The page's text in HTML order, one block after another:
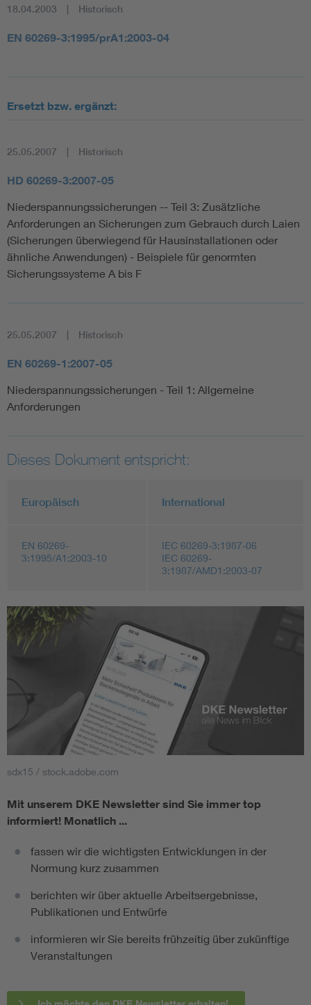
18.04.2003 Historisch
EN 60269-3:1995/prA1:2003-04
Ersetzt bzw. ergänzt:
25.05.2007 Historisch
HD 60269-3:2007-05
Niederspannungssicherungen -- Teil 3: Zusätzliche
Anforderungen an Sicherungen zum Gebrauch durch Laien
(Sicherungen überwiegend für Hausinstallationen oder
ähnliche Anwendungen) - Beispiele für genormten
Sicherungssysteme A bis F
25.05.2007 Historisch
EN 60269-1:2007-05
Niederspannungssicherungen - Teil 1: Allgemeine
Anforderungen
Dieses Dokument entspricht:
Europäisch International
EN 60269-
3:1995/A1:2003-10
IEC 60269-3:1987-06
IEC 60269-
3:1987/AMD1:2003-07
sdx15 / stock.adobe.com
Mit unserem DKE Newsletter sind Sie immer top
informiert! Monatlich ...
fassen wir die wichtigsten Entwicklungen in der
Normung kurz zusammen
berichten wir über aktuelle Arbeitsergebnisse,
Publikationen und Entwürfe
informieren wir Sie bereits frühzeitig über zukünftige
Veranstaltungen